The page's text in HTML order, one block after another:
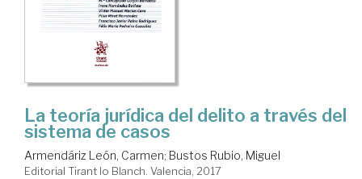
La teoría jurídica del delito a través del
sistema de casos
Armendáriz León, Carmen; Bustos Rubio, Miguel
Editorial Tirant lo Blanch. Valencia, 2017